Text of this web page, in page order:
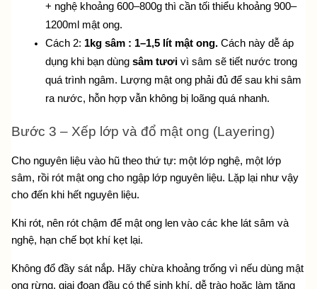
+ nghệ khoảng 600–800g thì cần tối thiểu khoảng 900–
1200ml mật ong.
Cách 2: 1kg sâm : 1–1,5 lít mật ong. Cách này dễ áp
dụng khi bạn dùng sâm tươi vì sâm sẽ tiết nước trong
quá trình ngâm. Lượng mật ong phải đủ để sau khi sâm
ra nước, hỗn hợp vẫn không bị loãng quá nhanh.
Bước 3 – Xếp lớp và đổ mật ong (Layering)
Cho nguyên liệu vào hũ theo thứ tự: một lớp nghệ, một lớp
sâm, rồi rót mật ong cho ngập lớp nguyên liệu. Lặp lại như vậy
cho đến khi hết nguyên liệu.
Khi rót, nên rót chậm để mật ong len vào các khe lát sâm và
nghệ, hạn chế bọt khí kẹt lại.
Không đổ đầy sát nắp. Hãy chừa khoảng trống vì nếu dùng mật
ong rừng, giai đoạn đầu có thể sinh khí, dễ trào hoặc làm tăng